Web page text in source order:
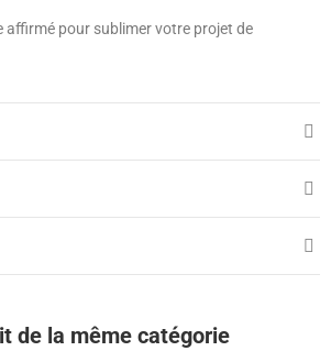
affirmé pour sublimer votre projet de
de la même catégorie